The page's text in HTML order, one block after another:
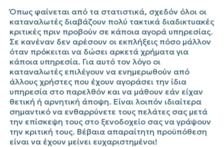
Όπως φαίνεται από τα στατιστικά, σχεδόν όλοι οι
καταναλωτές διαβάζουν πολύ τακτικά διαδικτυακές
κριτικές πριν προβούν σε κάποια αγορά υπηρεσίας.
Σε κανέναν δεν αρέσουν οι εκπλήξεις πόσο μάλλον
όταν πρόκειται να δώσει αρκετά χρήματα για
κάποια υπηρεσία. Για αυτό τον λόγο οι
καταναλωτές επιλέγουν να ενημερωθούν από
άλλους χρήστες που έχουν αγοράσει την ίδια
υπηρεσία στο παρελθόν και να μάθουν εάν είχαν
θετική ή αρνητική άποψη. Είναι λοιπόν ιδιαίτερα
σημαντικό να ενθαρρύνετε τους πελάτες σας μετά
την επίσκεψη τους στο ξενοδοχείο σας να γράψουν
την κριτική τους. Βέβαια απαραίτητη προϋπόθεση
είναι να έχουν μείνει ευχαριστημένοι!